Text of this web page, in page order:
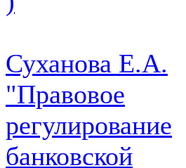
Суханова Е.А.
"Правовое
регулирование
банковской